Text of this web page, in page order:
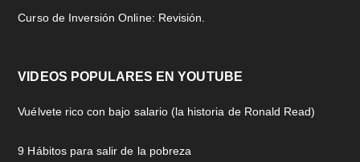
Curso de Inversión Online: Revisión.
VIDEOS POPULARES EN YOUTUBE
Vuélvete rico con bajo salario (la historia de Ronald Read)
9 Hábitos para salir de la pobreza